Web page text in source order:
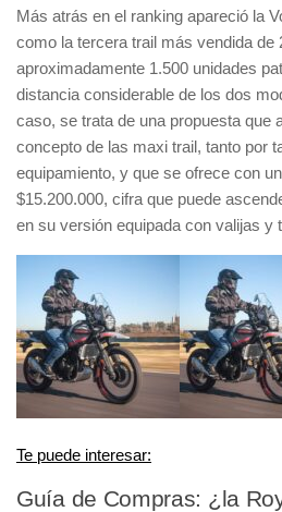
Más atrás en el ranking apareció la
como la tercera trail más vendida de
aproximadamente 1.500 unidades
distancia considerable de los dos
caso, se trata de una propuesta que
concepto de las maxi trail, tanto por
equipamiento, y que se ofrece con
$15.200.000, cifra que puede
en su versión equipada con valijas y
Te puede interesar:
Guía de Compras: ¿la